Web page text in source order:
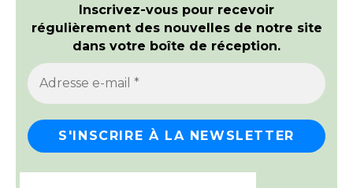
Inscrivez-vous pour recevoir
régulièrement des nouvelles de notre site
dans votre boîte de réception.